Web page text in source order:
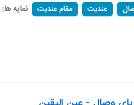
عندیت مقام عندیت نمایه ها: